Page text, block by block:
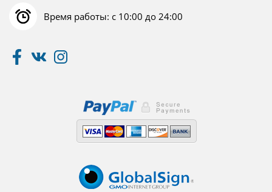
Время работы: с 10:00 до 24:00